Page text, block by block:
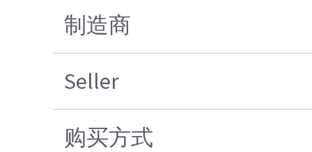
制造商
Seller
购买方式